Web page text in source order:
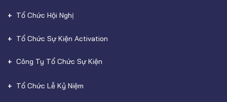
Tổ Chức Hội Nghị
Tổ Chức Sự Kiện Activation
Công Ty Tổ Chức Sự Kiện
Tổ Chức Lễ Kỷ Niệm